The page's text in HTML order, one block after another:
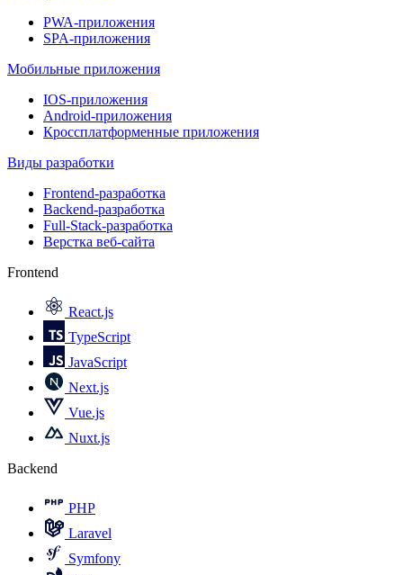
PWA-приложения
SPA-приложения
Мобильные приложения
IOS-приложения
Android-приложения
Кроссплатформенные приложения
Виды разработки
Frontend-разработка
Backend-разработка
Full-Stack-разработка
Верстка веб-сайта
Frontend
React.js
TypeScript
JavaScript
Next.js
Vue.js
Nuxt.js
Backend
PHP
Laravel
Symfony